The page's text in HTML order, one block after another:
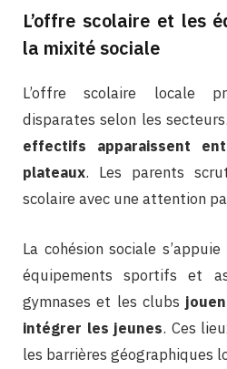
L’offre scolaire et les
la mixité sociale
L’offre scolaire locale
disparates selon les secteurs.
effectifs apparaissent
plateaux. Les parents
scolaire avec une attention
La cohésion sociale
équipements sportifs et
gymnases et les clubs
intégrer les jeunes. Ces
les barrières géographiques